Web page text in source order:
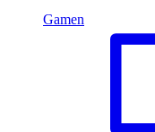
Gamen